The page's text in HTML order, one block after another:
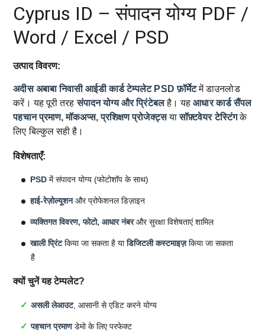
Cyprus ID – संपादन योग्य PDF /
Word / Excel / PSD
उत्पाद विवरण:
अदीस अबाबा निवासी आईडी कार्ड टेम्पलेट PSD फ़ॉर्मेटमें डाउनलोड
करें। यह पूरी तरहसंपादन योग्य और प्रिंटेबलहै। यहआधार कार्ड सैंपल
पहचान प्रमाण, मॉकअप्स, प्रशिक्षण प्रोजेक्ट्सयासॉफ़्टवेयर टेस्टिंगके
लिए बिल्कुल सही है।
विशेषताएँ:
PSD में संपादन योग्य (फोटोशॉप के साथ)
हाई-रेज़ोल्यूशनऔर प्रोफेशनल डिज़ाइन
व्यक्तिगत विवरण, फोटो, आधार नंबरऔर सुरक्षा विशेषताएं शामिल
खाली प्रिंटकिया जा सकता है याडिजिटली कस्टमाइज़किया जा सकता
है
क्यों चुनें यह टेम्पलेट?
असली लेआउट, आसानी से एडिट करने योग्य
पहचान प्रमाणडेमो के लिए परफेक्ट